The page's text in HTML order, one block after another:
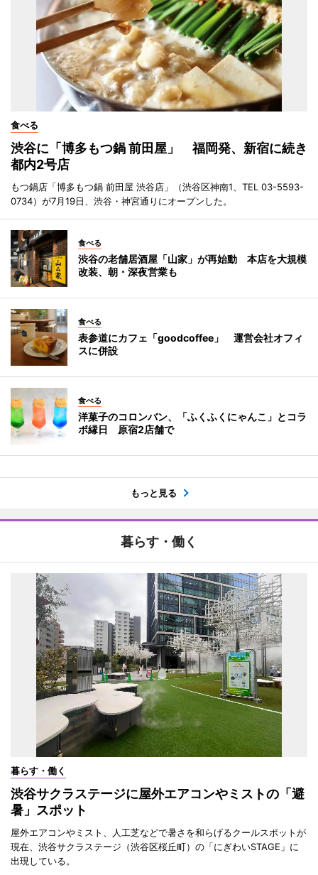
食べる
渋谷に「博多もつ鍋 前田屋」 福岡発、新宿に続き
都内2号店
もつ鍋店「博多もつ鍋 前田屋 渋谷店」（渋谷区神南1、TEL 03-5593-
0734）が7月19日、渋谷・神宮通りにオープンした。
食べる
渋谷の老舗居酒屋「山家」が再始動 本店を大規模
改装、朝・深夜営業も
食べる
表参道にカフェ「goodcoffee」 運営会社オフィ
スに併設
食べる
洋菓子のコロンバン、「ふくふくにゃんこ」とコラ
ボ縁日 原宿2店舗で
もっと見る
暮らす・働く
暮らす・働く
渋谷サクラステージに屋外エアコンやミストの「避
暑」スポット
屋外エアコンやミスト、人工芝などで暑さを和らげるクールスポットが
現在、渋谷サクラステージ（渋谷区桜丘町）の「にぎわいSTAGE」に
出現している。